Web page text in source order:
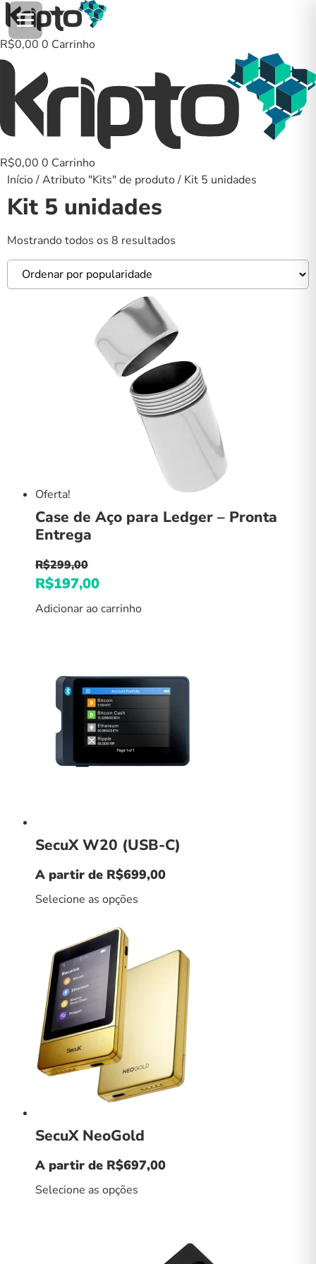
para
o
conteúdo
R$0,00 0 Carrinho
R$0,00 0 Carrinho
Início/ Atributo "Kits" de produto / Kit 5 unidades
Kit 5 unidades
Mostrando todos os 8 resultados
por
Oferta!
Case de Aço para Ledger – Pronta
Entrega
R$299,00
O
preço
R$197,00O
preço
Adicionar ao carrinho
SecuX W20 (USB-C)
A partir de R$699,00
Selecione as opções
SecuX NeoGold
A partir de R$697,00
Selecione as opções